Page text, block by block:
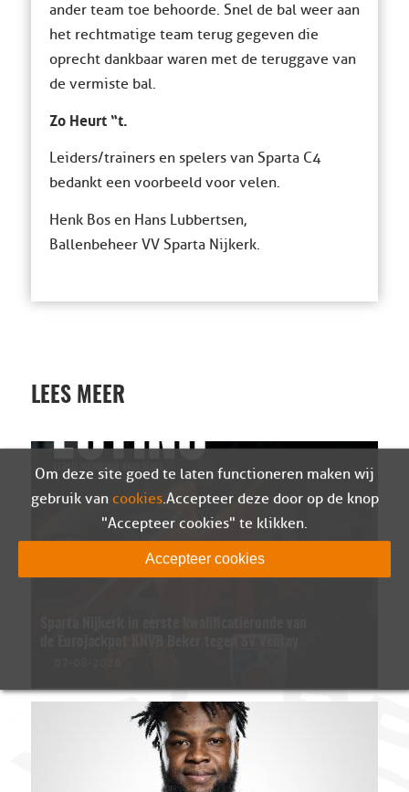
ander team toe behoorde. Snel de bal weer aan
het rechtmatige team terug gegeven die
oprecht dankbaar waren met de teruggave van
de vermiste bal.
Zo Heurt “t.
Leiders/trainers en spelers van Sparta C4
bedankt een voorbeeld voor velen.
Henk Bos en Hans Lubbertsen,
Ballenbeheer VV Sparta Nijkerk.
LEES MEER
Om deze site goed te laten functioneren maken wij
gebruik van cookies. Accepteer deze door op de knop
"Accepteer cookies" te klikken.
Accepteer cookies